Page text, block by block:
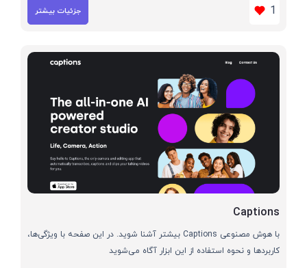
1 جزئیات بیشتر
Captions
با هوش مصنوعی Captions بیشتر آشنا شوید. در این صفحه با ویژگی‌ها،
کاربردها و نحوه استفاده از این ابزار آگاه می‌شوید